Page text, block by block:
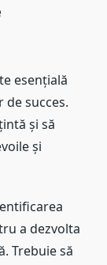
esențială
de succes.
și să
și
a dezvolta
Trebuie să